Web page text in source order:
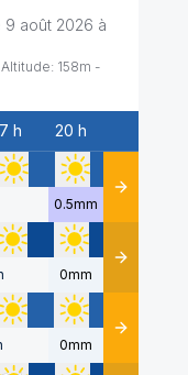
9 août 2026 à
Altitude: 158m -
h 20 h
0.5mm Détails
0mm Détails
0mm Détails